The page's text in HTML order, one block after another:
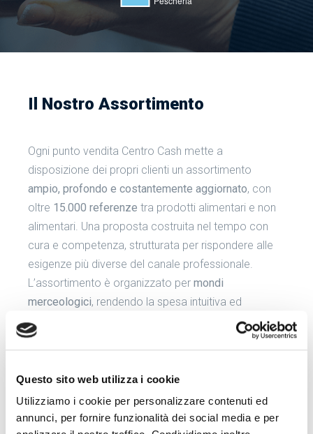
Questo sito web utilizza i cookie
Utilizziamo i cookie per personalizzare contenuti ed
annunci, per fornire funzionalità dei social media e per
Assortimento
Il Nostro Assortimento
Ogni punto vendita Centro Cash mette a
disposizione dei propri clienti un assortimento
ampio, profondo e costantemente aggiornato, con
oltre 15.000 referenze tra prodotti alimentari e non
alimentari. Una proposta costruita nel tempo con
cura e competenza, strutturata per rispondere alle
esigenze più diverse del canale professionale.
L’assortimento è organizzato per mondi
merceologici, rendendo la spesa intuitiva ed
efficiente anche per chi opera in settori molto
diversi tra loro — dalla ristorazione al bar, dall’hotel al
La segmentazione è pensata per coprire ogni
variabile d’acquisto: